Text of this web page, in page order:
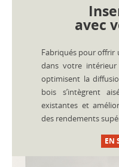
avec
Fabriqués pour offrir
dans votre
optimisent la
bois s’intègrent
existantes et
des rendements
EN